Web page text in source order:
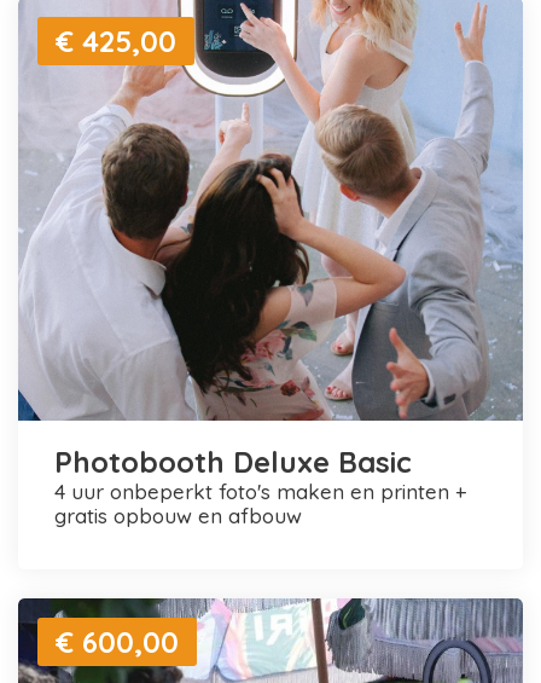
€ 425,00
Photobooth Deluxe Basic
4 uur onbeperkt foto's maken en printen +
gratis opbouw en afbouw
€ 600,00